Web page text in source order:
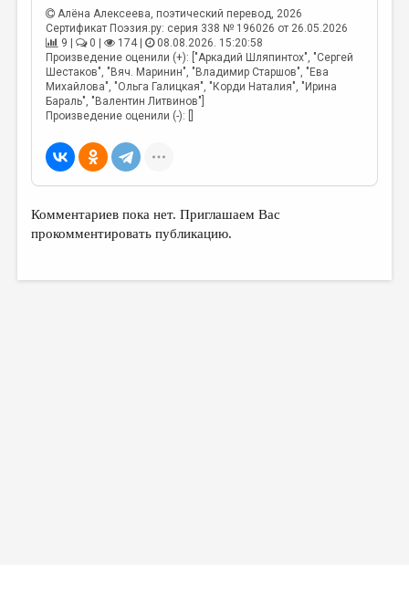
Алёна Алексеева, поэтический перевод, 2026
Сертификат Поэзия.ру: серия 338 № 196026 от 26.05.2026
9 |
0 | 174 |
08.08.2026. 15:20:58
Произведение оценили (+): ["Аркадий Шляпинтох", "Сергей
Шестаков", "Вяч. Маринин", "Владимир Старшов", "Ева
Михайлова", "Ольга Галицкая", "Корди Наталия", "Ирина
Бараль", "Валентин Литвинов"]
Произведение оценили (-): []
Комментариев пока нет. Приглашаем Вас
прокомментировать публикацию.